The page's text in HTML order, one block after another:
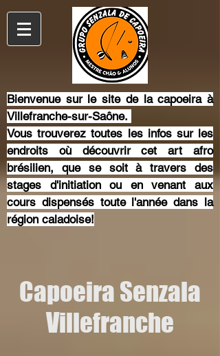
Bienvenue sur le site de la capoeira à
Villefranche-sur-Saône.
Vous trouverez toutes les infos sur les
endroits où découvrir cet art afro
brésilien, que se soit à travers des
stages d'initiation ou en venant aux
cours dispensés toute l'année dans la
région caladoise!
Capoeira Senzala
Villefranche​